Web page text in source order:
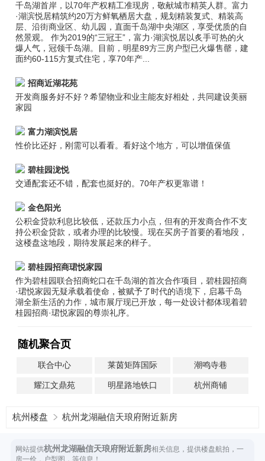
千岛湖首岸，以70年产权精工准现房，敬献城市精英人群。富力
·湖滨悦居精筑约20万方鲜氧栖居大盘，规划精装复式、精装高
层、沿街商业区、幼儿园，直面千岛湖中央湖区，享受优质的自
然景观。 作为2019的“三冠王”，富力·湖滨悦居以炙手可热的火
爆人气，冠领千岛湖。目前，明星89方三房户型已火爆售罄，建
面约60-115方复式住宅，享70年产...
招商近湖花苑
开发商服务好不好？希望物业和业主能友好相处，共同建设美丽
家园
富力湖滨悦居
性价比还好，刚需可以看看。看好这个地方，可以增值保值
碧桂园泷悦
交通配套还不错，配套也挺好的。70年产权更靠谱！
金色阳光
公积金贷款利息比较低，还款压力小点，但有的开发商合作不支
持公积金贷款，或者办理的比较慢。现在买房子首要的看地段，
这楼盘这地段，期待发展起来的样子。
碧桂园招商珺悦家园
作为碧桂园联合招商蛇口在千岛湖的首次合作项目，碧桂园招商
·珺悦家园无疑承载着使命，被赋予了时代的语境下，启幕千岛
湖全新生活的力作，城市展厅现已开放，每一处设计都体现着碧
桂园招商·珺悦家园的尊崇礼序。
随机聚合页
联合中心 莱茵矩阵国际 潮鸣寺巷
耀江文鼎苑 明星路地铁口 杭州商铺
杭州楼盘 杭州龙湖融信天琅府附近新房
网站提供杭州龙湖融信天琅府附近新房相关信息，提供楼盘航拍，一
房一价，户型图，等信息！